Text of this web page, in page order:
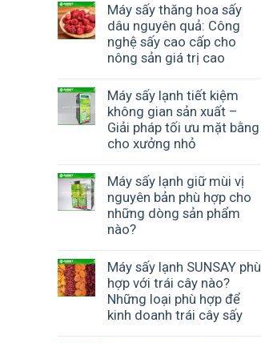
Máy sấy thăng hoa sấy
dâu nguyên quả: Công
nghệ sấy cao cấp cho
nông sản giá trị cao
Máy sấy lạnh tiết kiệm
không gian sản xuất –
Giải pháp tối ưu mặt bằng
cho xưởng nhỏ
Máy sấy lạnh giữ mùi vị
nguyên bản phù hợp cho
những dòng sản phẩm
nào?
Máy sấy lạnh SUNSAY phù
hợp với trái cây nào?
Những loại phù hợp để
kinh doanh trái cây sấy